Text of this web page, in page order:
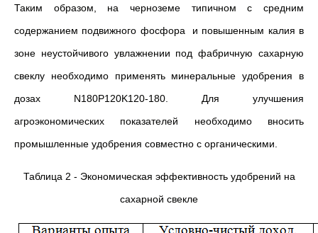
Таким образом, на черноземе типичном с средним
содержанием подвижного фосфора и повышенным калия в
зоне неустойчивого увлажнении под фабричную сахарную
свеклу необходимо применять минеральные удобрения в
дозах N180P120K120-180. Для улучшения
агроэкономических показателей необходимо вносить
промышленные удобрения совместно с органическими.
Таблица 2 - Экономическая эффективность удобрений на
сахарной свекле